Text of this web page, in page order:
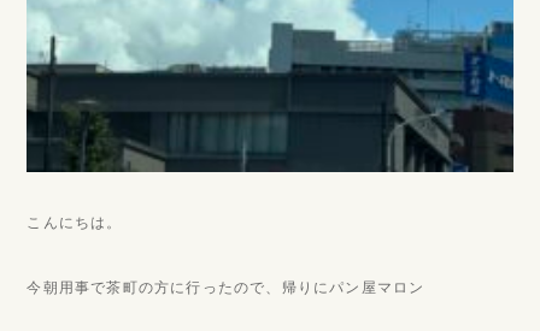
こんにちは。
今朝用事で茶町の方に行ったので、帰りにパン屋マロン